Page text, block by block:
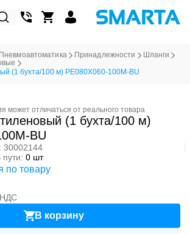
Пневмоавтоматика Принадлежности
Шланги
(1 бухта/100 м) PE080X060-100M-BU
может отличаться от реального товара
(1 бухта/100 м)
BU
30002144
пути: 0 шт
по товару
НДС
В корзину